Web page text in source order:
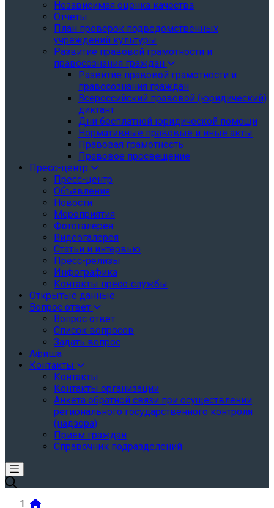
Независимая оценка качества
Отчеты
План проверок подведомственных
учреждений культуры
Развитие правовой грамотности и
правосознания граждан
Развитие правовой грамотности и
правосознания граждан
Всероссийский правовой (юридический)
диктант
Дни бесплатной юридической помощи
Нормативные правовые и иные акты
Правовая грамотность
Правовое просвещение
Пресс-центр
Пресс-центр
Объявления
Новости
Мероприятия
Фотогалерея
Видеогалерея
Статьи и интервью
Пресс-релизы
Инфографика
Контакты пресс-службы
Открытые данные
Вопрос ответ
Вопрос ответ
Список вопросов
Задать вопрос
Афиша
Контакты
Контакты
Контакты организации
Анкета обратной связи при осуществлении
регионального государственного контроля
(надзора)
Прием граждан
Справочник подразделений